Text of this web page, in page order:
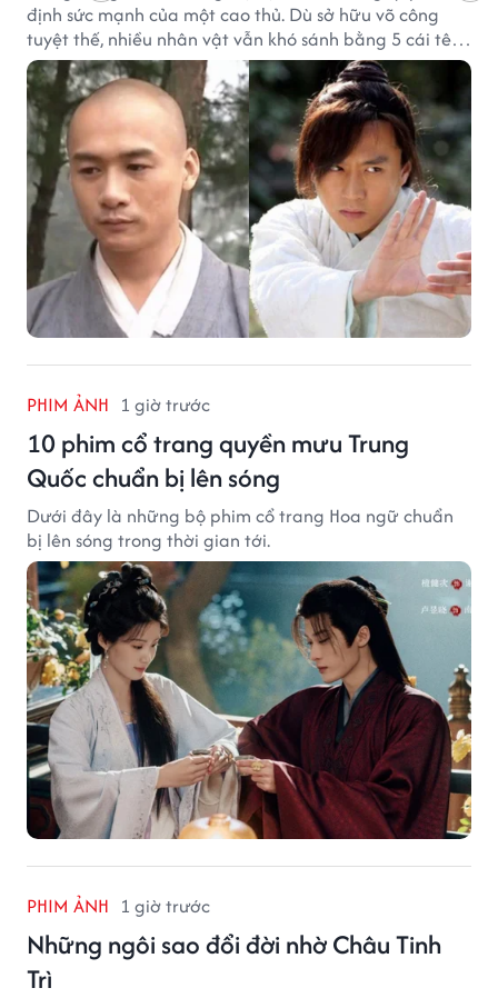
định sức mạnh của một cao thủ. Dù sở hữu võ công
tuyệt thế, nhiều nhân vật vẫn khó sánh bằng 5 cái tên
dưới đây về độ thâm hậu của chân khí.
PHIM ẢNH 1 giờ trước
10 phim cổ trang quyền mưu Trung
Quốc chuẩn bị lên sóng
Dưới đây là những bộ phim cổ trang Hoa ngữ chuẩn
bị lên sóng trong thời gian tới.
PHIM ẢNH 1 giờ trước
Những ngôi sao đổi đời nhờ Châu Tinh
Trì